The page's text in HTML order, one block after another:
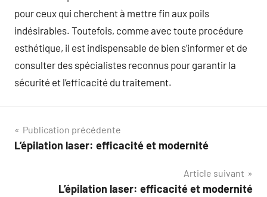
pour ceux qui cherchent à mettre fin aux poils
indésirables. Toutefois, comme avec toute procédure
esthétique, il est indispensable de bien s’informer et de
consulter des spécialistes reconnus pour garantir la
sécurité et l’efficacité du traitement.
Navigation
de
Publication précédente
L’épilation laser: efficacité et modernité
Article suivant
L’épilation laser: efficacité et modernité